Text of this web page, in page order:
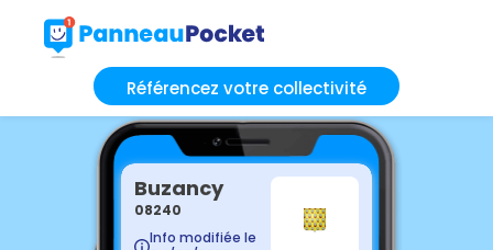
Référencez votre collectivité
Buzancy
08240
Info modifiée le